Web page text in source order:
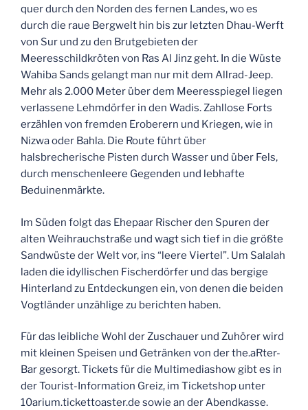
quer durch den Norden des fernen Landes, wo es
durch die raue Bergwelt hin bis zur letzten Dhau-Werft
von Sur und zu den Brutgebieten der
Meeresschildkröten von Ras Al Jinz geht. In die Wüste
Wahiba Sands gelangt man nur mit dem Allrad-Jeep.
Mehr als 2.000 Meter über dem Meeresspiegel liegen
verlassene Lehmdörfer in den Wadis. Zahllose Forts
erzählen von fremden Eroberern und Kriegen, wie in
Nizwa oder Bahla. Die Route führt über
halsbrecherische Pisten durch Wasser und über Fels,
durch menschenleere Gegenden und lebhafte
Beduinenmärkte.
Im Süden folgt das Ehepaar Rischer den Spuren der
alten Weihrauchstraße und wagt sich tief in die größte
Sandwüste der Welt vor, ins “leere Viertel”. Um Salalah
laden die idyllischen Fischerdörfer und das bergige
Hinterland zu Entdeckungen ein, von denen die beiden
Vogtländer unzählige zu berichten haben.
Für das leibliche Wohl der Zuschauer und Zuhörer wird
mit kleinen Speisen und Getränken von der the.aRter-
Bar gesorgt. Tickets für die Multimediashow gibt es in
der Tourist-Information Greiz, im Ticketshop unter
10arium.tickettoaster.de sowie an der Abendkasse.